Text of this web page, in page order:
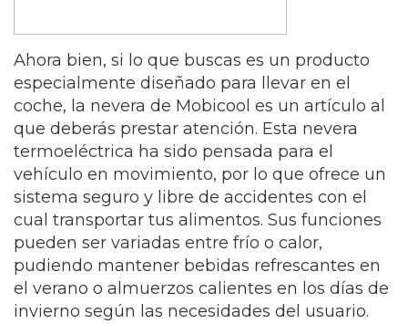
Ahora bien, si lo que buscas es un producto
especialmente diseñado para llevar en el
coche, la nevera de Mobicool es un artículo al
que deberás prestar atención. Esta nevera
termoeléctrica ha sido pensada para el
vehículo en movimiento, por lo que ofrece un
sistema seguro y libre de accidentes con el
cual transportar tus alimentos. Sus funciones
pueden ser variadas entre frío o calor,
pudiendo mantener bebidas refrescantes en
el verano o almuerzos calientes en los días de
invierno según las necesidades del usuario.